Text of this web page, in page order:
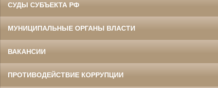
СУДЫ СУБЪЕКТА РФ
МУНИЦИПАЛЬНЫЕ ОРГАНЫ ВЛАСТИ
ВАКАНСИИ
ПРОТИВОДЕЙСТВИЕ КОРРУПЦИИ